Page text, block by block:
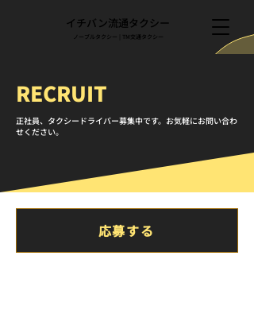
​イチバン流通タクシー
​ノーブルタクシー | TM交通タクシー
RECRUIT
​正社員、タクシードライバー募集中です。お気軽にお問い合わ
せください。
応募する